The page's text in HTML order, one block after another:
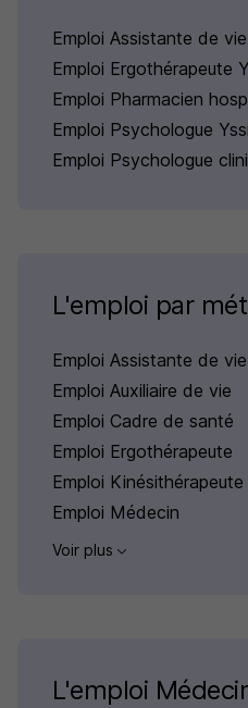
Emploi Assistante de
Emploi Ergothérapeute
Emploi Pharmacien
Emploi Psychologue
Emploi Psychologue
L'emploi par
Emploi Assistante de vie
Emploi Auxiliaire de vie
Emploi Cadre de santé
Emploi Ergothérapeute
Emploi Kinésithérapeute
Emploi Médecin
Voir plus
L'emploi